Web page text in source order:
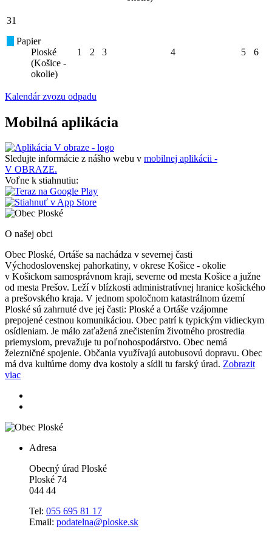
31
Papier
Ploské
(Košice -
okolie)
1 2 3 4 5 6
Kalendár zvozu odpadu
Mobilná aplikácia
Sledujte informácie z nášho webu v mobilnej aplikácii -
V OBRAZE.
Voľne k stiahnutiu:
O našej obci
Obec Ploské, Ortáše sa nachádza v severnej časti
Východoslovenskej pahorkatiny, v okrese Košice - okolie
v Košickom samosprávnom kraji, severne od mesta Košice a južne
od mesta Prešov. Leží v blízkosti administratívnej hranice košického
a prešovského kraja. V jednom spoločnom katastrálnom území
Ploské sú zahrnuté dve jej časti: Ploské a Ortáše vzájomne
prepojené cestnou komunikáciou. Obec patrí k typickým vidieckym
osídleniam. Je málo zaťažená znečistením životného prostredia
priemyslom, prevažuje tu poľnohospodárstvo. Obec nemá
železničné spojenie. Občania využívajú autobusovú dopravu. Obec
má dva kultúrne domy dva kostoly a sídli tu farský úrad. Zobrazit
viac
Adresa
Obecný úrad Ploské
Ploské 74
044 44
Tel: 055 695 81 17
Email: podatelna@ploske.sk